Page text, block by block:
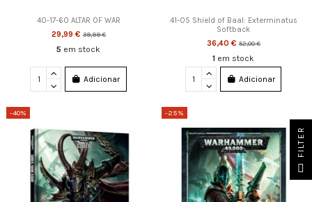
40-17-60 ALTAR OF WAR
29,99 €39,99 €
5 em stock
Adicionar
41-05 Shield of Baal: Exterminatus
Softback
36,40 €52,00 €
1 em stock
Adicionar
-40% -25%
FILTER